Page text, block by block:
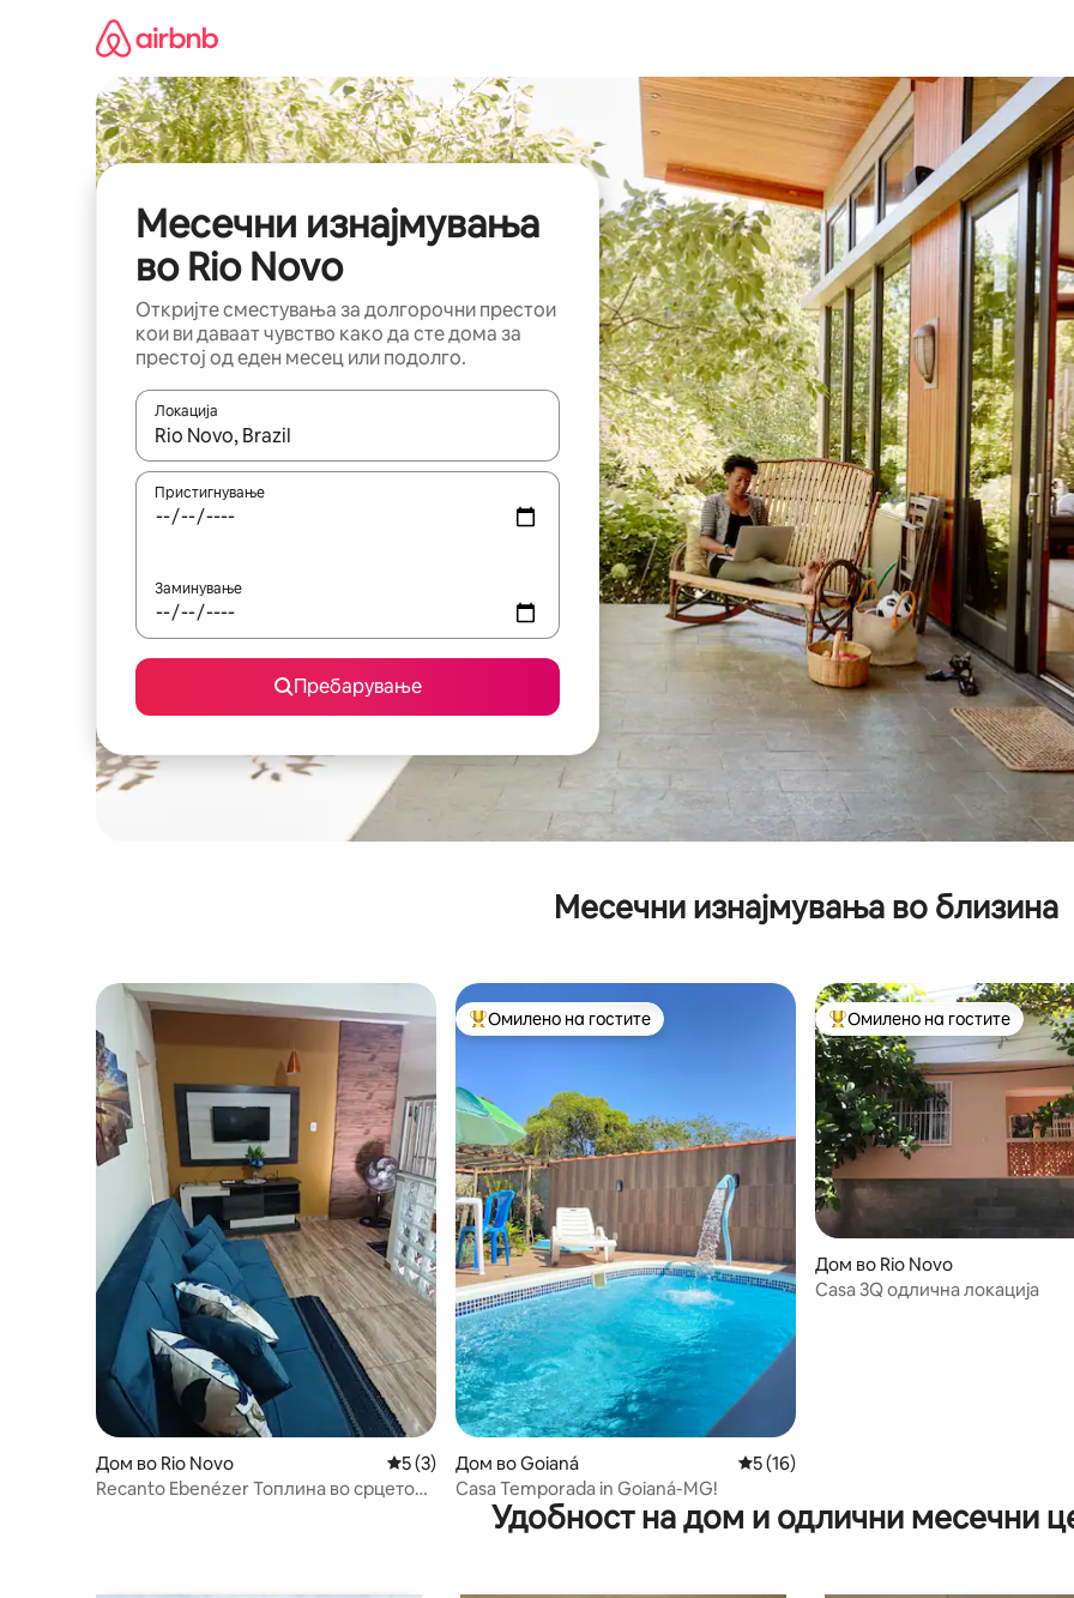
Месечни изнајмувања
во Rio Novo
Откријте сместувања за долгорочни престои
кои ви даваат чувство како да сте дома за
престој од еден месец или подолго.
Локација
Кога резултатите се достапни, движете се со копчињата со стрелки нагоре и надолу или истражувајте со
Пристигнување
Заминување
Пребарување
Месечни изнајмувања во близина
Дом во Rio Novo Просечна оцена: 5 од 5, 3 рецензии
5 (3)
Recanto Ebenézer Топлина во срцето
Меѓу најуспешните „Омилени на гостите“
Омилено на гостите
Дом во Goianá Просечна оцена: 5 од 5, 16 рецензии
5 (16)
Casa Temporada in Goianá-MG!
Меѓу најуспешните „Омилени
Омилено на гостите
Дом во Rio Novo
Casa 3Q одлична локација
Удобност на дом и одлични месечни